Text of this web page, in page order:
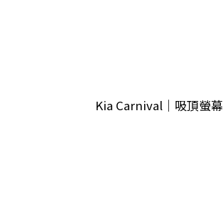
Kia Carnival｜吸頂螢幕